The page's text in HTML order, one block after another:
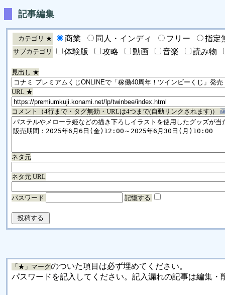
記事編集
カテゴリ ★ 商業 同人・インディ フリー 指定
サブカテゴリ 体験版 攻略 動画 音楽 読み物
見出し ★
URL ★
コメント（4行まで・タグ無効・URLは4つまで(自動リンクされます)）
ネタ元
ネタ元 URL
パスワード 記憶する
「★」マークのついた項目は必ず埋めてください。
パスワードを記入してください。記入漏れの記事は編集・